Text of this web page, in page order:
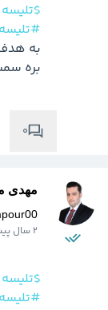
$تلیسه
#تلیسه
بره
0
مهدی
2 سال پیش
$تلیسه
#تلیسه